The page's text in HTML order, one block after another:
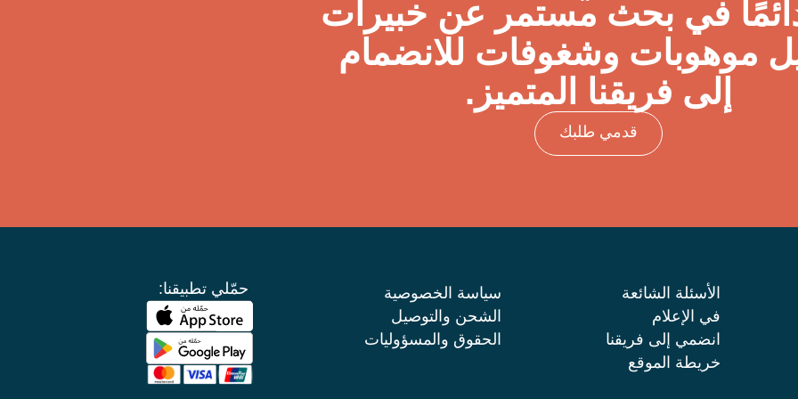
في بحث مستمر عن خبيرات
موهوبات وشغوفات للانضمام
إلى فريقنا المتميز.
قدمي طلبك
الأسئلة الشائعة
في الإعلام
انضمي إلى فريقنا
خريطة الموقع
سياسة الخصوصية
الشحن والتوصيل
الحقوق والمسؤوليات
حمّلي تطبيقنا: